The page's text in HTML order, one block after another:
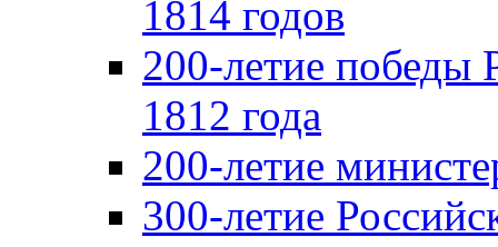
1814 годов
200-летие победы
1812 года
200-летие
300-летие